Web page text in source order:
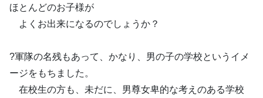
ほとんどのお子様が
よくお出来になるのでしょうか？
?軍隊の名残もあって、かなり、男の子の学校というイメ
ージをもちました。
在校生の方も、未だに、男尊女卑的な考えのある学校